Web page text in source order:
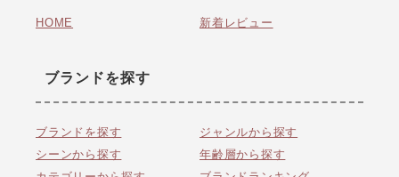
HOME 新着レビュー
ブランドを探す
ブランドを探す
ジャンルから探す
シーンから探す
年齢層から探す